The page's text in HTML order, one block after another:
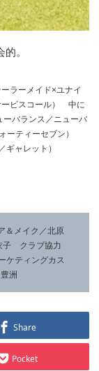
。
ラーメイド×ユナイ
ービスコール） 中に
バランス／ニューバ
ーティーセブン）
ャレット）
メイク／北原
子 クラブ協力
ケティングカス
洲
Share
Pocket